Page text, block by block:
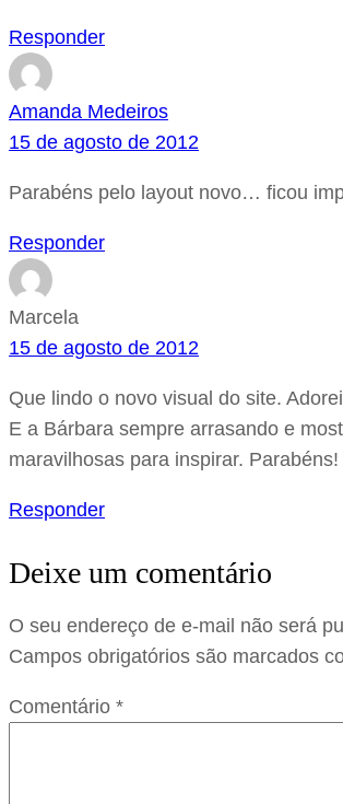
Responder
Amanda Medeiros
15 de agosto de 2012
Parabéns pelo layout novo… ficou
Responder
Marcela
15 de agosto de 2012
Que lindo o novo visual do site.
E a Bárbara sempre arrasando e
maravilhosas para inspirar. Parabéns!
Responder
Deixe um comentário
O seu endereço de e-mail não será
Campos obrigatórios são marcados
Comentário *